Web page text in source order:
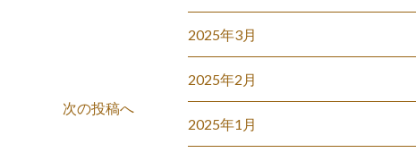
次の投稿へ
2025年3月
2025年2月
2025年1月